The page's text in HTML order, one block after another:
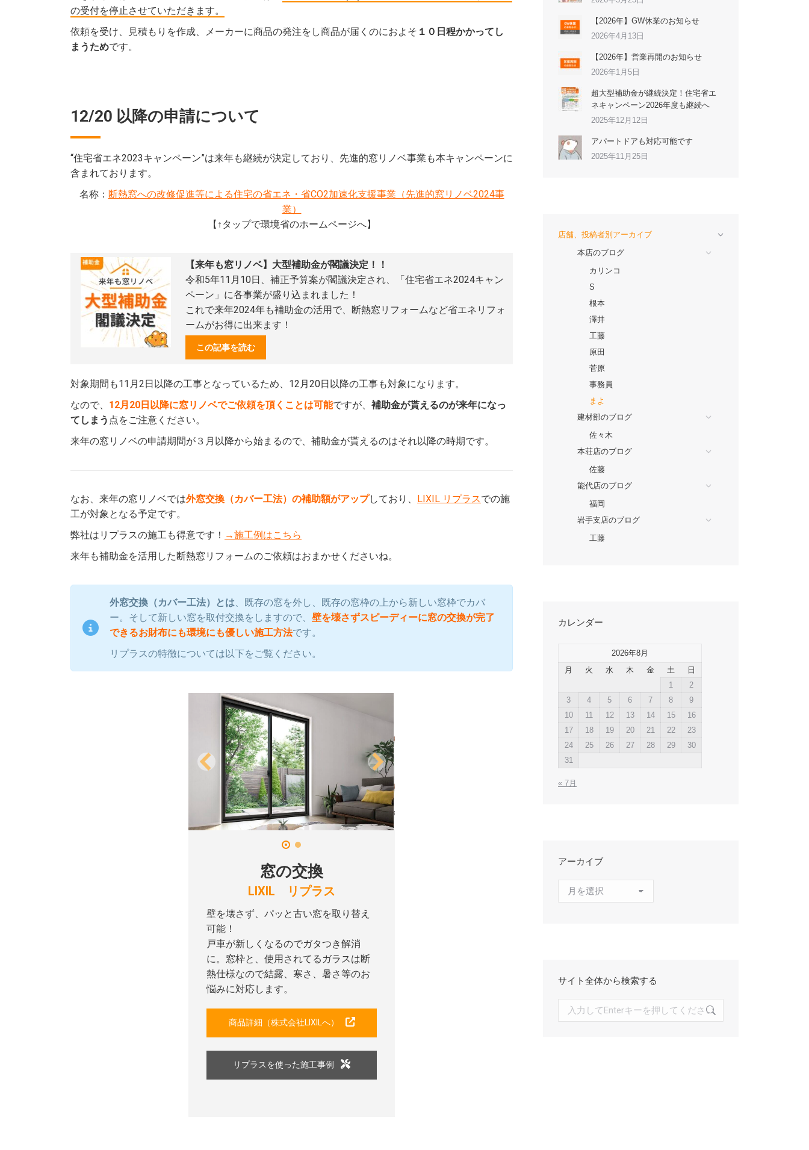
の受付を停止させていただきます。
依頼を受け、見積もりを作成、メーカーに商品の発注をし商品が届くのにおよそ １０日程かかってし
まうためです。
12/20 以降の申請について
“住宅省エネ2023キャンペーン”は来年も継続が決定しており、先進的窓リノベ事業も本キャンペーンに
含まれております。
名称： 断熱窓への改修促進等による住宅の省エネ・省CO2加速化支援事業（先進的窓リノベ2024事
業）
【↑タップで環境省のホームページへ】
【来年も窓リノベ】大型補助金が閣議決定！！
令和5年11月10日、補正予算案が閣議決定され、「住宅省エネ2024キャン
ペーン」に各事業が盛り込まれました！
これで来年2024年も補助金の活用で、断熱窓リフォームなど省エネリフォ
ームがお得に出来ます！
この記事を読む
対象期間も11月2日以降の工事となっているため、12月20日以降の工事も対象になります。
なので、 12月20日以降に窓リノベでご依頼を頂くことは可能ですが、 補助金が貰えるのが来年になっ
てしまう 点をご注意ください。
来年の窓リノベの申請期間が３月以降から始まるので、補助金が貰えるのはそれ以降の時期です。
なお、来年の窓リノベでは外窓交換（カバー工法）の補助額がアップしており、 LIXIL リプラスでの施
工が対象となる予定です。
弊社はリプラスの施工も得意です！ →施工例はこちら
来年も補助金を活用した断熱窓リフォームのご依頼はおまかせくださいね。
外窓交換（カバー工法）とは 、既存の窓を外し、既存の窓枠の上から新しい窓枠でカバ
ー。そして新しい窓を取付交換をしますので、 壁を壊さずスピーディーに窓の交換が完了
できるお財布にも環境にも優しい施工方法です。
リプラスの特徴については以下をご覧ください。
窓の交換
LIXIL リプラス
壁を壊さず、パッと古い窓を取り替え
可能！
戸車が新しくなるのでガタつき解消
に。窓枠と、使用されてるガラスは断
熱仕様なので結露、寒さ、暑さ等のお
悩みに対応します。
商品詳細（株式会社LIXILへ）
リプラスを使った施工事例
【2026年】GW休業のお知らせ
2026年4月13日
【2026年】営業再開のお知らせ
2026年1月5日
超大型補助金が継続決定！住宅省エ
ネキャンペーン2026年度も継続へ
2025年12月12日
アパートドアも対応可能です
2025年11月25日
店舗、投稿者別アーカイブ
本店のブログ
カリンコ
S
根本
澤井
工藤
原田
菅原
事務員
まよ
建材部のブログ
佐々木
本荘店のブログ
佐藤
能代店のブログ
福岡
岩手支店のブログ
工藤
カレンダー
2026年8月
月
火 水 木 金 土
日
1
2
3
4 5 6 7 8
9
10
11 12 13 14 15
16
17
18 19 20 21 22
23
24
25 26 27 28 29
30
31
« 7月
アーカイブ
サイト全体から検索する